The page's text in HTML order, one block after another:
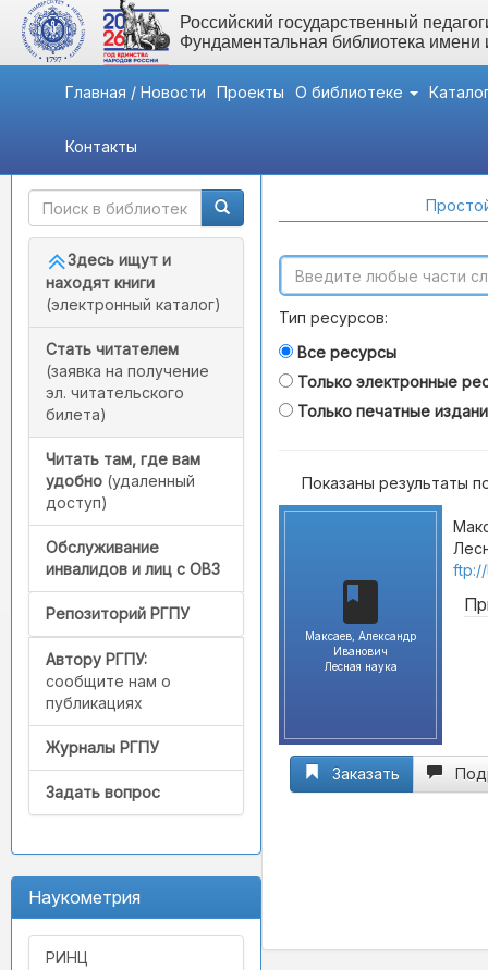
Российский государственный
Фундаментальная библиотека
Главная / Новости Проекты О библиотеке
Контакты
Быстрый доступ
Здесь ищут и
находят книги
(электронный каталог)
Стать читателем
(заявка на получение
эл. читательского
билета)
Читать там, где вам
удобно (удаленный
доступ)
Обслуживание
инвалидов и лиц с ОВЗ
Репозиторий РГПУ
Автору РГПУ:
сообщите нам о
публикациях
Журналы РГПУ
Задать вопрос
Наукометрия
РИНЦ
Тип ресурсов:
Все ресурсы
Только электронные
Только печатные
Показаны результаты
Максаев, Александр
Иванович
Лесная наука
Заказать